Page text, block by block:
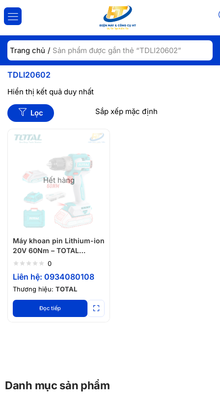
Nhập tài khoản và mật khẩu để đăng nhập.
Lưu đăng nhập
Trang chủ Sản phẩm được gắn thẻ “TDLI20602”
TDLI20602
Hiển thị kết quả duy nhất
Lọc
Hết hàng
Máy khoan pin Lithium-ion
20V 60Nm – TOTAL
TDLI20602 ( 2 pin 1 sạc)
0
Liên hệ: 0934080108
Thương hiệu: TOTAL
Đọc tiếp
Danh mục sản phẩm